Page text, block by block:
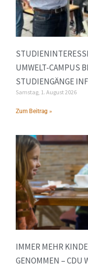
UMWELT-CAMPUS
STUDIENGÄNGE
Samstag, 1. August 2026
Zum Beitrag »
IMMER MEHR
GENOMMEN – CDU